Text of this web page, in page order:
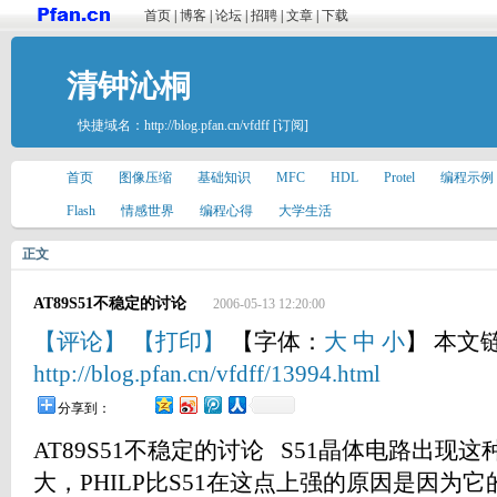
首页 博客 论坛 招聘 文章 下载
清钟沁桐
快捷域名： http://blog.pfan.cn/vfdff [订阅]
首页 图像压缩 基础知识 MFC HDL Protel 编程示例
Flash 情感世界 编程心得 大学生活
正文
AT89S51不稳定的讨论 2006-05-13 12:20:00
【评论】 【打印】 【字体： 大 中 小】 本文
http://blog.pfan.cn/vfdff/13994.html
分享到：
AT89S51不稳定的讨论 S51晶体电路出现这
大，PHILP比S51在这点上强的原因是因为